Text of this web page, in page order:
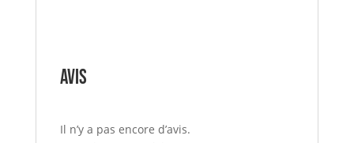
Avis
Il n’y a pas encore d’avis.